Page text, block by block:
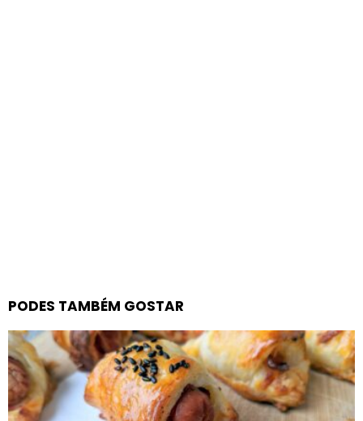
PODES TAMBÉM GOSTAR